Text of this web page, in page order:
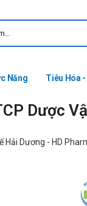
Năng Tiêu Hóa
Dược
Hải Dương - HD